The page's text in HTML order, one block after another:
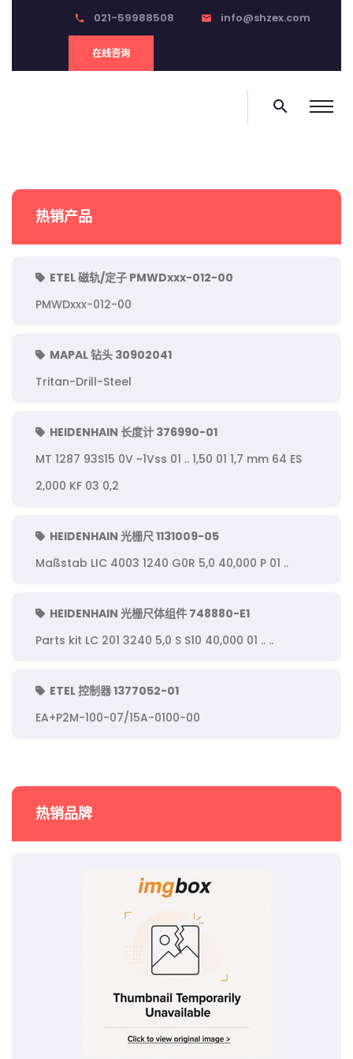
phone 021-59988508 email info@shzex.com
在线咨询
search
热销产品
ETEL 磁轨/定子 PMWDxxx-012-00
PMWDxxx-012-00
MAPAL 钻头 30902041
Tritan-Drill-Steel
HEIDENHAIN 长度计 376990-01
MT 1287 93S15 0V ~1Vss 01 .. 1,50 01 1,7 mm 64 ES
2,000 KF 03 0,2
HEIDENHAIN 光栅尺 1131009-05
Maßstab LIC 4003 1240 G0R 5,0 40,000 P 01 ..
HEIDENHAIN 光栅尺体组件 748880-E1
Parts kit LC 201 3240 5,0 S S10 40,000 01 .. ..
ETEL 控制器 1377052-01
EA+P2M-100-07/15A-0100-00
热销品牌